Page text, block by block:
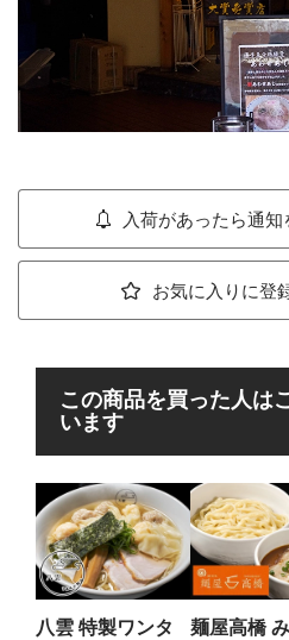
入荷があったら通知
お気に入りに登
この商品を買った人は
います
八雲 特製ワンタ
麺屋高橋